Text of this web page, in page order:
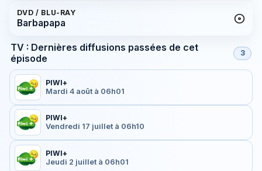
DVD / BLU-RAY
Barbapapa
TV : Dernières diffusions passées de cet
épisode
3
PIWI+
Mardi 4 août à 06h01
PIWI+
Vendredi 17 juillet à 06h10
PIWI+
Jeudi 2 juillet à 06h01